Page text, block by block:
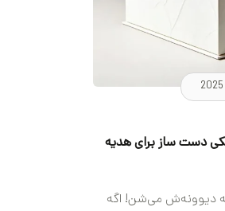
دست‌ ساز برای هدیه
دیوونه‌ش می‌شن! اگه